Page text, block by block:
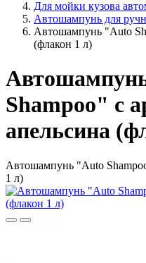
Для мойки кузова
Автошампунь для
Автошампунь "Auto
(флакон 1 л)
Shampoo" с
апельсина
Автошампунь "Auto
1 л)